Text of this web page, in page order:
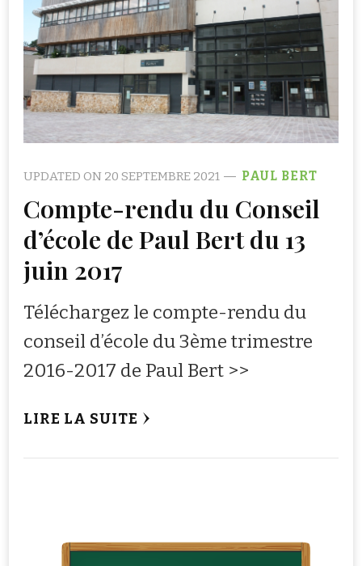
UPDATED ON 20 SEPTEMBRE 2021 PAUL BERT
Compte-rendu du Conseil
d’école de Paul Bert du 13
juin 2017
Téléchargez le compte-rendu du
conseil d’école du 3ème trimestre
2016-2017 de Paul Bert >>
LIRE LA SUITE